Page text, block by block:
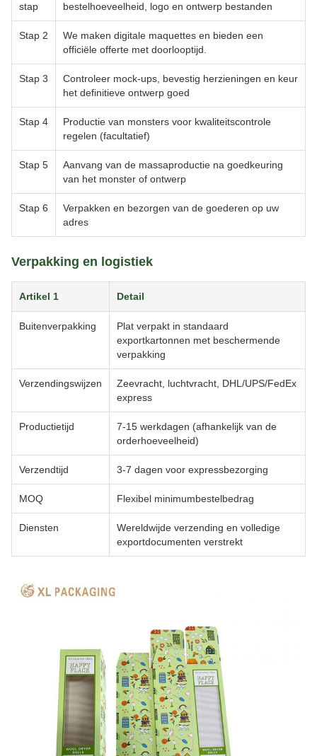
stap
bestelhoeveelheid, logo en ontwerp bestanden
Stap 2
We maken digitale maquettes en bieden een
officiële offerte met doorlooptijd.
Stap 3
Controleer mock-ups, bevestig herzieningen en keur
het definitieve ontwerp goed
Stap 4
Productie van monsters voor kwaliteitscontrole
regelen (facultatief)
Stap 5
Aanvang van de massaproductie na goedkeuring
van het monster of ontwerp
Stap 6
Verpakken en bezorgen van de goederen op uw
adres
Verpakking en logistiek
Artikel 1 Detail
Buitenverpakking
Plat verpakt in standaard
exportkartonnen met beschermende
verpakking
Verzendingswijzen
Zeevracht, luchtvracht, DHL/UPS/FedEx
express
Productietijd
7-15 werkdagen (afhankelijk van de
orderhoeveelheid)
Verzendtijd 3-7 dagen voor expressbezorging
MOQ Flexibel minimumbestelbedrag
Diensten
Wereldwijde verzending en volledige
exportdocumenten verstrekt